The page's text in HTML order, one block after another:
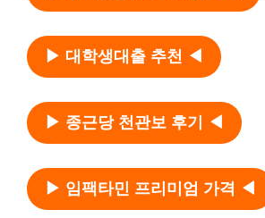
▶ 대학생대출 추천 ◀
▶ 종근당 천관보 후기 ◀
▶ 임팩타민 프리미엄 가격 ◀